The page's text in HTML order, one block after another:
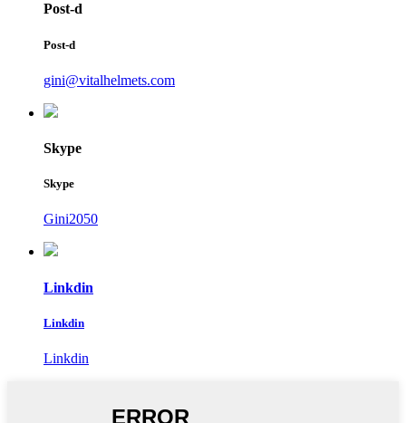
Post-d
Post-d
gini@vitalhelmets.com
Skype
Skype
Gini2050
Linkdin
Linkdin
Linkdin